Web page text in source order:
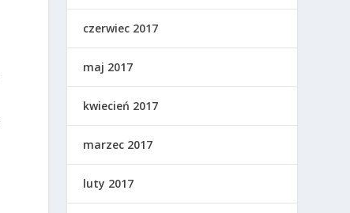
czerwiec 2017
maj 2017
kwiecień 2017
marzec 2017
luty 2017